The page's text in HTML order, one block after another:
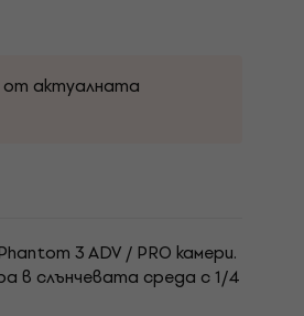
от актуалната
3 ADV / PRO камери.
в слънчевата среда с 1/4